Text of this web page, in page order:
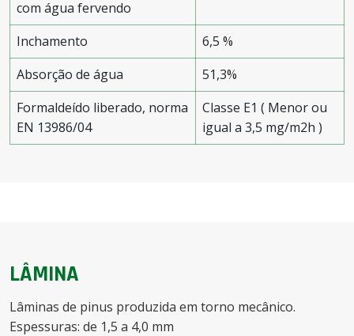
com água fervendo
Inchamento
6,5 %
Absorção de água
51,3%
Formaldeído liberado, norma
EN 13986/04
Classe E1 ( Menor ou
igual a 3,5 mg/m2h )
LÂMINA
Lâminas de pinus produzida em torno mecânico.
Espessuras: de 1,5 a 4,0 mm